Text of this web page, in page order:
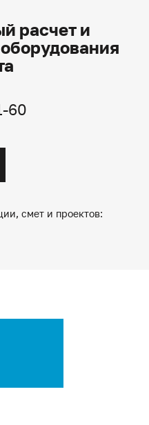
расчет и
60
смет и проектов: